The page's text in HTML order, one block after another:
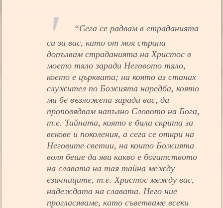
“Сега се радвам в страдaнията
си за вас, като от моя страна
допълвам страданията на Христос в
моето тяло заради Неговото тяло,
което е църквата; на която аз станах
служител по Божията наредба, която
ми бе възложена заради вас, да
проповядвам напълно Словото на Бога,
т.е. Тайната, която е била скрита за
векове и поколения, а сега се откри на
Неговите светии, на които Божията
воля беше да яви какво е богатството
на славата на тая тайна между
езичниците, т.е. Христос между вас,
надеждата на славата. Него ние
прогласяваме, като съветваме всеки